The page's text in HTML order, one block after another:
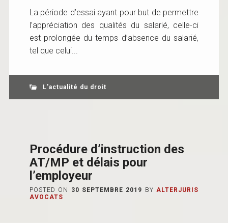
La période d’essai ayant pour but de permettre
l’appréciation des qualités du salarié, celle-ci
est prolongée du temps d’absence du salarié,
tel que celui...
L'actualité du droit
Procédure d’instruction des
AT/MP et délais pour
l’employeur
POSTED ON 30 SEPTEMBRE 2019 BY ALTERJURIS
AVOCATS